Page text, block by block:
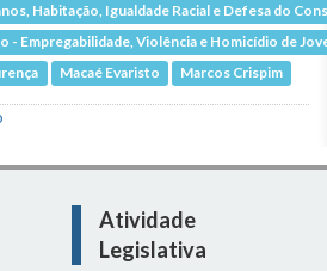
Habitação, Igualdade Racial e Defesa do
- Empregabilidade, Violência e Homicídio de
Macaé Evaristo Marcos Crispim
Atividade
Legislativa